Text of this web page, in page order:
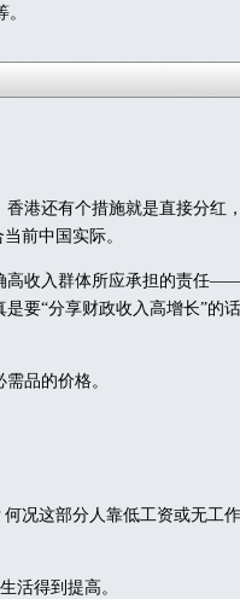
港还有个措施就是直接分红
前中国实际。
收入群体所应承担的责任
要“分享财政收入高增长”的
品的价格。
况这部分人靠低工资或无工
活得到提高。